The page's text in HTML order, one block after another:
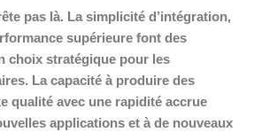
pas là. La simplicité d’intégration,
supérieure font des
choix stratégique pour les
La capacité à produire des
qualité avec une rapidité accrue
applications et à de nouveaux